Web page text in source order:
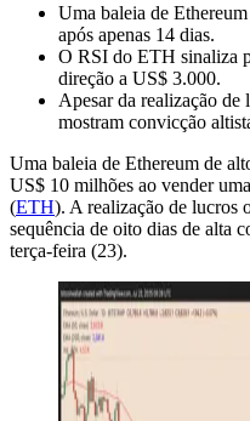
Uma baleia de
após apenas 14 dias.
O RSI do ETH sinaliza
direção a US$ 3.000.
Apesar da realização
mostram convicção
Uma baleia de Ethereum de
US$ 10 milhões ao vender
(ETH). A realização de lucros
sequência de oito dias de alta
terça-feira (23).